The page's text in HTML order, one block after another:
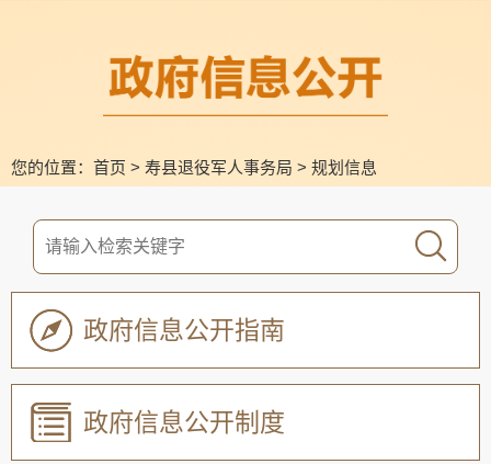
您的位置： 首页 > 寿县退役军人事务局 > 规划信息
政府信息公开指南
政府信息公开制度